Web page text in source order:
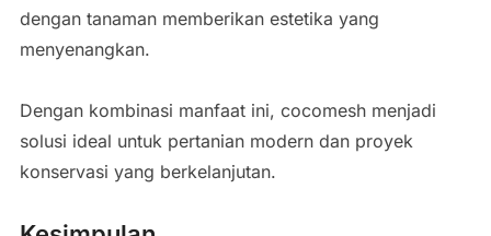
dengan tanaman memberikan estetika yang
menyenangkan.
Dengan kombinasi manfaat ini, cocomesh menjadi
solusi ideal untuk pertanian modern dan proyek
konservasi yang berkelanjutan.